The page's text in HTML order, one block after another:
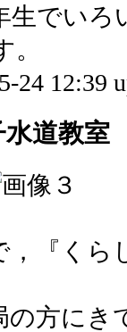
生でい
24 12:39
道教室
『くら
方にき